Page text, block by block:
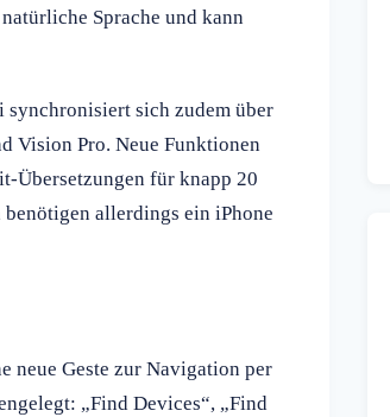
Sprache und kann
sich zudem über
Vision Pro. Neue Funktionen
Übersetzungen für knapp 20
allerdings ein iPhone
neue Geste zur Navigation per
„Find Devices“, „Find